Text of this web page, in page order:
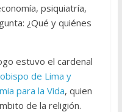
psiquiatría,
¿Qué y quiénes
estuvo el cardenal
de Lima y
para la Vida, quien
de la religión.